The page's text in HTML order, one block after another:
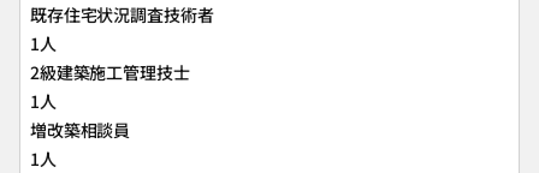
既存住宅状況調査技術者
1人
2級建築施工管理技士
1人
増改築相談員
1人